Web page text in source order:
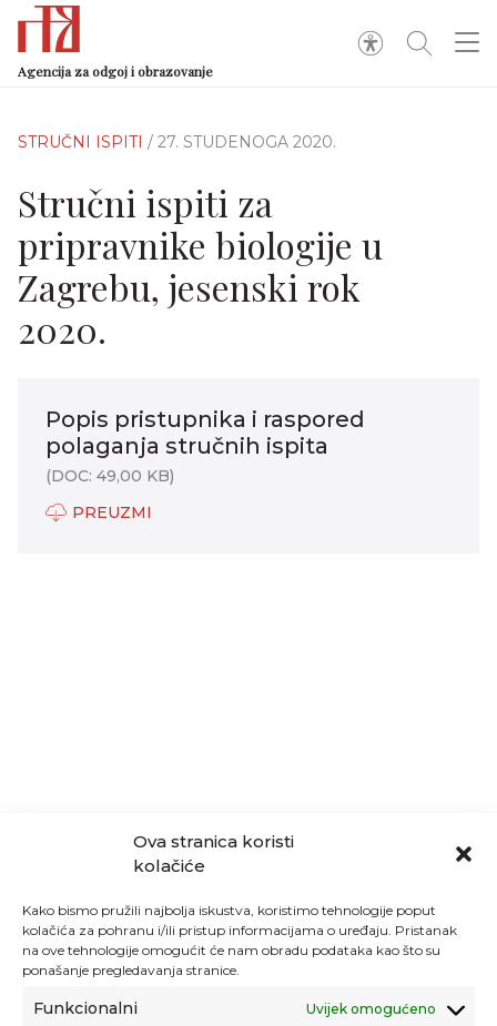
Ova stranica koristi
kolačiće
Kako bismo pružili najbolja iskustva, koristimo tehnologije poput
kolačića za pohranu i/ili pristup informacijama o uređaju. Pristanak
na ove tehnologije omogućit će nam obradu podataka kao što su
ponašanje pregledavanja stranice.
Funkcionalni Uvijek omogućeno
Agencija za odgoj i obrazovanje
STRUČNI ISPITI / 27. STUDENOGA 2020.
Stručni ispiti za
pripravnike biologije u
Zagrebu, jesenski rok
2020.
Popis pristupnika i raspored
polaganja stručnih ispita
(DOC: 49,00 KB)
PREUZMI